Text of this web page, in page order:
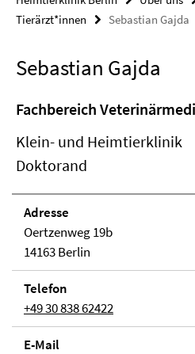
Tierärzt*innen
Sebastian Gajda
Sebastian Gajda
Fachbereich
Klein- und Heimtierklinik
Doktorand
Adresse
Oertzenweg 19b
14163 Berlin
Telefon
+49 30 838 62422
E-Mail